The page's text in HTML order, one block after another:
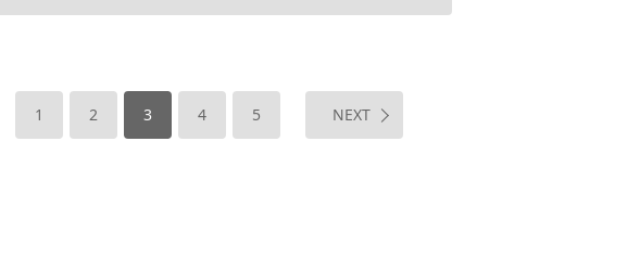
1 2 3 4 5 NEXT